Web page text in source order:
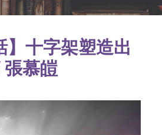
】十字架塑造出
慕皚